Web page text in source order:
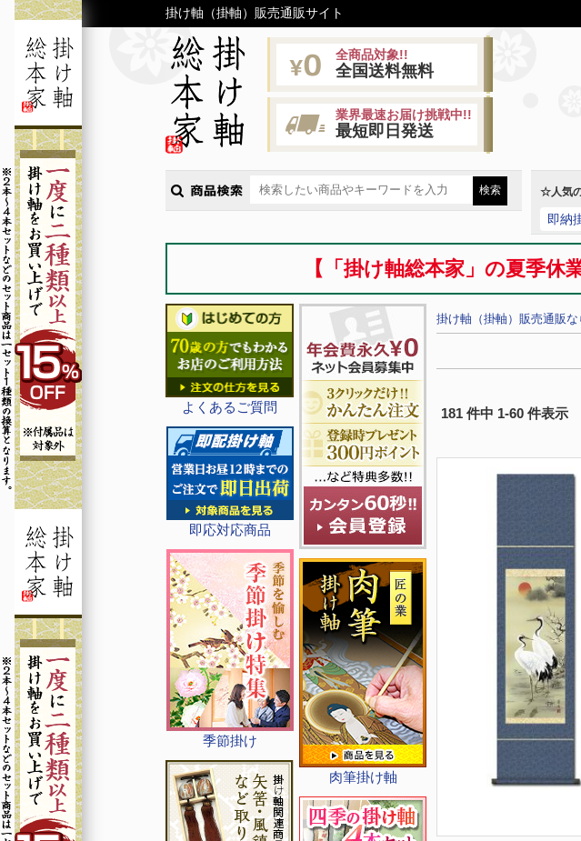
掛け軸（掛軸）販売通販サイト
全商品対象!!
全国送料無料
業界最速お届け挑戦中!!
最短即日発送
☆人気
即納
【「掛け軸総本家」の夏季
よくあるご質問
即応対応商品
季節掛け
肉筆掛け軸
掛け軸（掛軸）販売通販
181 件中 1-60 件表示